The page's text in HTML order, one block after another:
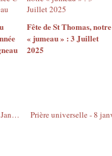
Fête de St Thomas, notre
« jumeau » : 3 Juillet
2025
Prière universelle - Epiphanie du Seigneur - 7 Janvier 2024